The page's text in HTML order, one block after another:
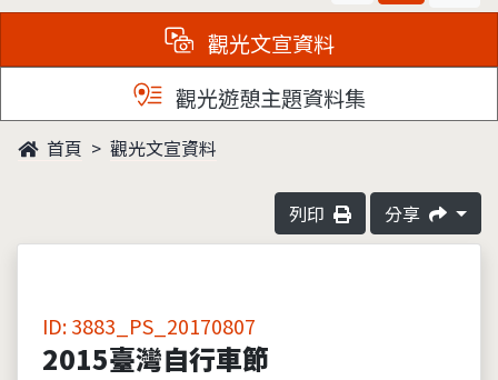
觀光文宣資料
觀光遊憩主題資料集
首頁 觀光文宣資料
列印 分享
ID: 3883_PS_20170807
2015臺灣自行車節